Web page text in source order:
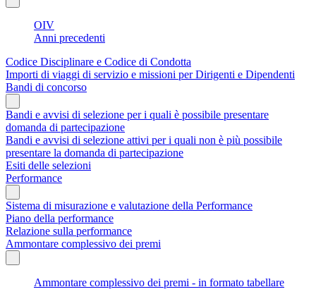
OIV
Anni precedenti
Codice Disciplinare e Codice di Condotta
Importi di viaggi di servizio e missioni per Dirigenti e Dipendenti
Bandi di concorso
Bandi e avvisi di selezione per i quali è possibile presentare
domanda di partecipazione
Bandi e avvisi di selezione attivi per i quali non è più possibile
presentare la domanda di partecipazione
Esiti delle selezioni
Performance
Sistema di misurazione e valutazione della Performance
Piano della performance
Relazione sulla performance
Ammontare complessivo dei premi
Ammontare complessivo dei premi - in formato tabellare